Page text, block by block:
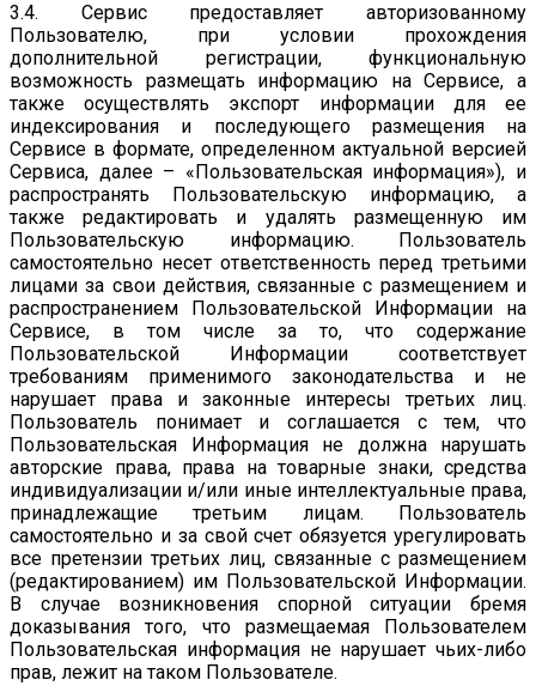
3.4. Сервис предоставляет авторизованному
Пользователю, при условии прохождения
дополнительной регистрации, функциональную
возможность размещать информацию на Сервисе, а
также осуществлять экспорт информации для ее
индексирования и последующего размещения на
Сервисе в формате, определенном актуальной версией
Сервиса, далее – «Пользовательская информация»), и
распространять Пользовательскую информацию, а
также редактировать и удалять размещенную им
Пользовательскую информацию. Пользователь
самостоятельно несет ответственность перед третьими
лицами за свои действия, связанные с размещением и
распространением Пользовательской Информации на
Сервисе, в том числе за то, что содержание
Пользовательской Информации соответствует
требованиям применимого законодательства и не
нарушает права и законные интересы третьих лиц.
Пользователь понимает и соглашается с тем, что
Пользовательская Информация не должна нарушать
авторские права, права на товарные знаки, средства
индивидуализации и/или иные интеллектуальные права,
принадлежащие третьим лицам. Пользователь
самостоятельно и за свой счет обязуется урегулировать
все претензии третьих лиц, связанные с размещением
(редактированием) им Пользовательской Информации.
В случае возникновения спорной ситуации бремя
доказывания того, что размещаемая Пользователем
Пользовательская информация не нарушает чьих-либо
прав, лежит на таком Пользователе.